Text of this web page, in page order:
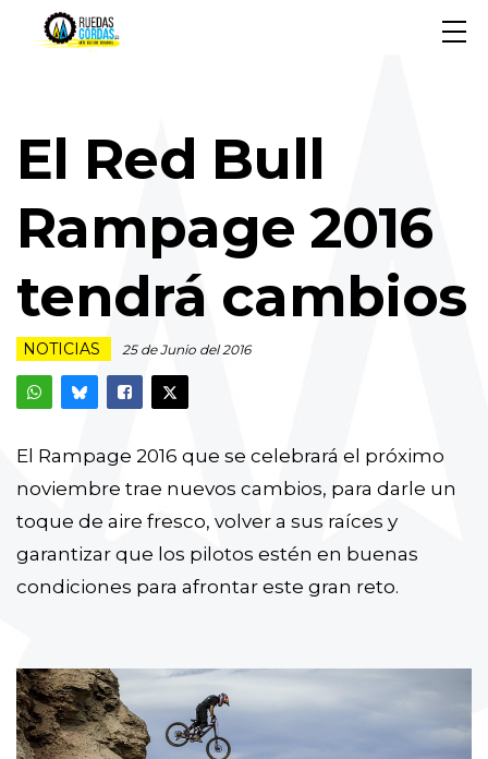
El Red Bull
Rampage 2016
tendrá cambios
NOTICIAS 25 de Junio del 2016
El Rampage 2016 que se celebrará el próximo
noviembre trae nuevos cambios, para darle un
toque de aire fresco, volver a sus raíces y
garantizar que los pilotos estén en buenas
condiciones para afrontar este gran reto.